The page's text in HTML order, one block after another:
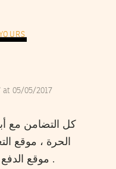
at 05/05/2017
كل التضامن مع
الحرة ، موقع
موقع الدفع للوقوف على الحقائق .